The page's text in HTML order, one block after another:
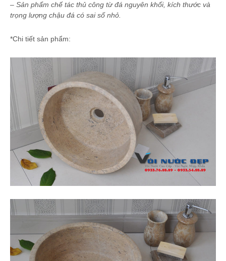
– Sản phẩm chế tác thủ công từ đá nguyên khối, kích thước và
trọng lượng chậu đá có sai số nhỏ.
*Chi tiết sản phẩm: